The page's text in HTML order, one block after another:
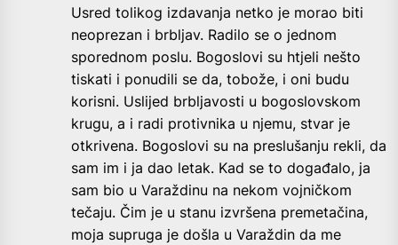
Usred tolikog izdavanja netko je morao biti
neoprezan i brbljav. Radilo se o jednom
sporednom poslu. Bogoslovi su htjeli nešto
tiskati i ponudili se da, tobože, i oni budu
korisni. Uslijed brbljavosti u bogoslovskom
krugu, a i radi protivnika u njemu, stvar je
otkrivena. Bogoslovi su na preslušanju rekli, da
sam im i ja dao letak. Kad se to događalo, ja
sam bio u Varaždinu na nekom vojničkom
tečaju. Čim je u stanu izvršena premetačina,
moja supruga je došla u Varaždin da me